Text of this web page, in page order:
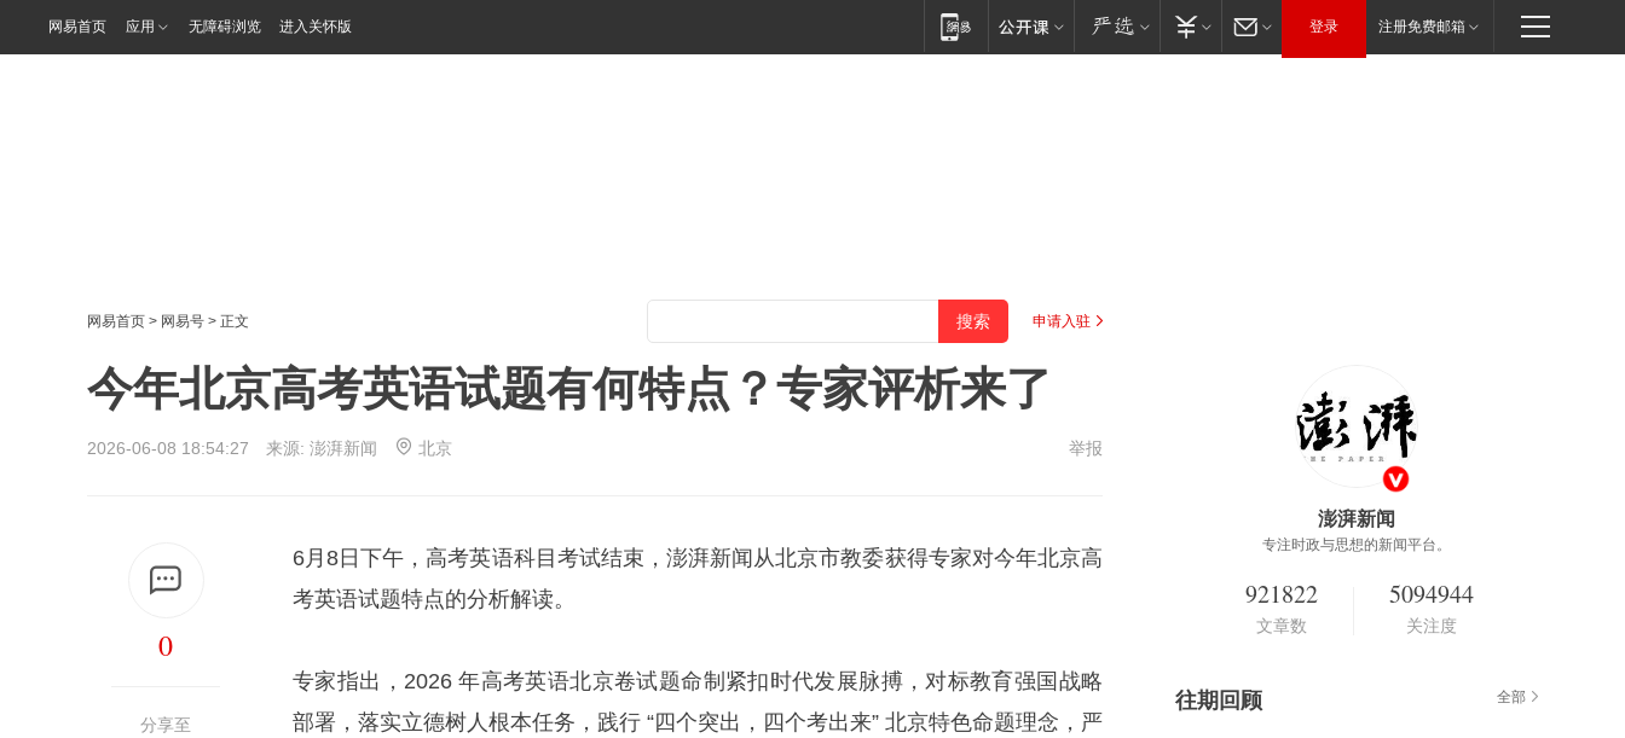
网易首页 应用 无障碍浏览 进入关怀版 登录 注册免费邮箱
网易首页 > 网易号 > 正文 申请入驻
今年北京高考英语试题有何特点？专家评析来了
2026-06-08 18:54:27 来源: 澎湃新闻 北京 举报
0
分享至
6月8日下午，高考英语科目考试结束，澎湃新闻从北京市教委获得专家对今年北京高
考英语试题特点的分析解读。
专家指出，2026 年高考英语北京卷试题命制紧扣时代发展脉搏，对标教育强国战略
部署，落实立德树人根本任务，践行 “四个突出，四个考出来” 北京特色命题理念，严
澎湃新闻
专注时政与思想的新闻平台。
921822
文章数
5094944
关注度
往期回顾 全部